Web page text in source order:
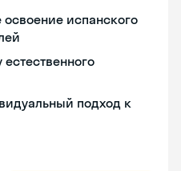
освоение испанского
подход к